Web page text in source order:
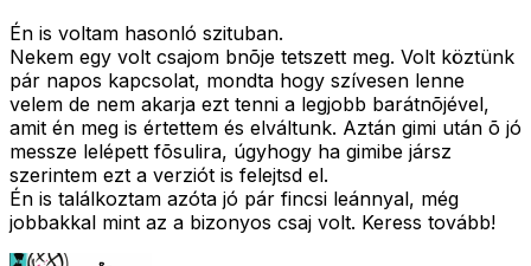
Én is voltam hasonló szituban.
Nekem egy volt csajom bnõje tetszett meg. Volt köztünk
pár napos kapcsolat, mondta hogy szívesen lenne
velem de nem akarja ezt tenni a legjobb barátnõjével,
amit én meg is értettem és elváltunk. Aztán gimi után õ jó
messze lelépett fõsulira, úgyhogy ha gimibe jársz
szerintem ezt a verziót is felejtsd el.
Én is találkoztam azóta jó pár fincsi leánnyal, még
jobbakkal mint az a bizonyos csaj volt. Keress tovább!